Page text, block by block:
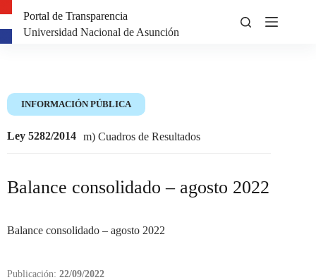
Portal de Transparencia
Universidad Nacional de Asunción
INFORMACIÓN PÚBLICA
Ley 5282/2014 m) Cuadros de Resultados
Balance consolidado – agosto 2022
Balance consolidado – agosto 2022
Publicación: 22/09/2022